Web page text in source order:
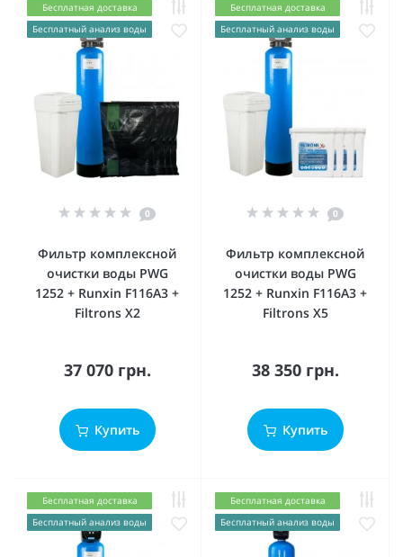
Бесплатная доставка
Бесплатный анализ воды
0
Фильтр комплексной
очистки воды PWG
1252 + Runxin F116А3 +
Filtrons X2
37 070 грн.
Купить
Бесплатная доставка
Бесплатный анализ воды
0
Фильтр комплексной
очистки воды PWG
1252 + Runxin F116А3 +
Filtrons X5
38 350 грн.
Купить
Бесплатная доставка
Бесплатный анализ воды
Бесплатная доставка
Бесплатный анализ воды